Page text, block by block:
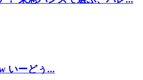
いーどぅ...